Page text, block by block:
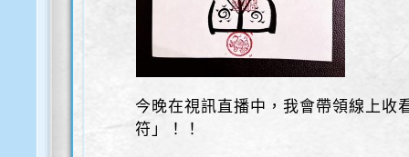
今晚在視訊直播中，我會帶領線上收
符」！！